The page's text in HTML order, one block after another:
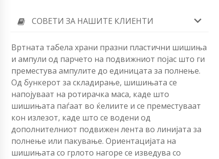
СОВЕТИ ЗА НАШИТЕ КЛИЕНТИ
Вртната табела храни празни пластични шишиња
и ампули од парчето на подвижниот појас што ги
преместува ампулите до единицата за полнење.
Од бункерот за складирање, шишињата се
напојуваат на ротирачка маса, каде што
шишињата паѓаат во ќелиите и се преместуваат
кон излезот, каде што се водени од
дополнителниот подвижен лента во линијата за
полнење или пакување. Ориентацијата на
шишињата со грлото нагоре се изведува со